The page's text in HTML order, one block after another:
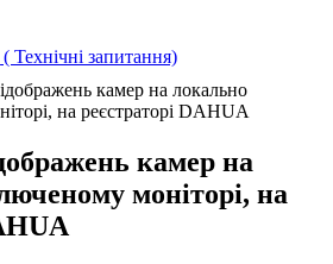
запитання)
камер на локально
на реєстраторі DAHUA
камер на
моніторі, на